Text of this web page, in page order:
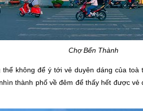
Chợ Bến Thành
không để ý tới vẻ duyên dáng của
thành phố về đêm để thấy hết được